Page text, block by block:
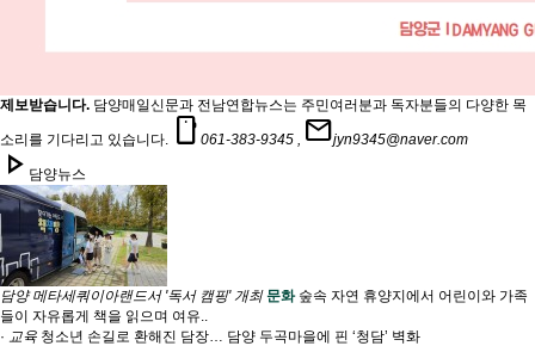
제보받습니다. 담양매일신문과 전남연합뉴스는 주민여러분과 독자분들의 다양한 목
소리를 기다리고 있습니다. smartphone 061-383-9345 , mailjyn9345@naver.com
play_arrow 담양뉴스
담양 메타세쿼이아랜드서 '독서 캠핑' 개최 문화숲속 자연 휴양지에서 어린이와 가족
들이 자유롭게 책을 읽으며 여유..
· 교육 청소년 손길로 환해진 담장… 담양 두곡마을에 핀 ‘청담’ 벽화